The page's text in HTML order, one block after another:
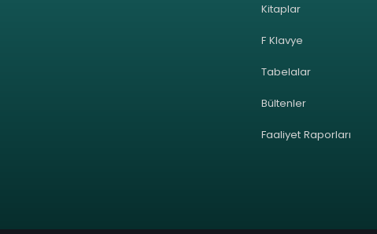
Kitaplar
F Klavye
Tabelalar
Bültenler
Faaliyet Raporları